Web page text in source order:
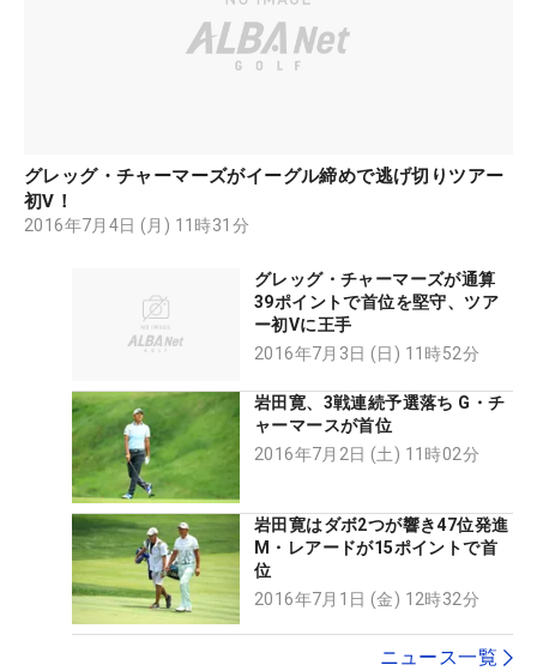
グレッグ・チャーマーズがイーグル締めで逃げ切りツアー
初V！
2016年7月4日 (月) 11時31分
グレッグ・チャーマーズが通算
39ポイントで首位を堅守、ツア
ー初Vに王手
2016年7月3日 (日) 11時52分
岩田寛、3戦連続予選落ち G・チ
ャーマースが首位
2016年7月2日 (土) 11時02分
岩田寛はダボ2つが響き47位発進
M・レアードが15ポイントで首
位
2016年7月1日 (金) 12時32分
ニュース一覧